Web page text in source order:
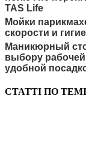
TAS Life
Мойки
скорости и
Маникюрный
выбору
удобной
СТАТТІ ПО ТЕМІ